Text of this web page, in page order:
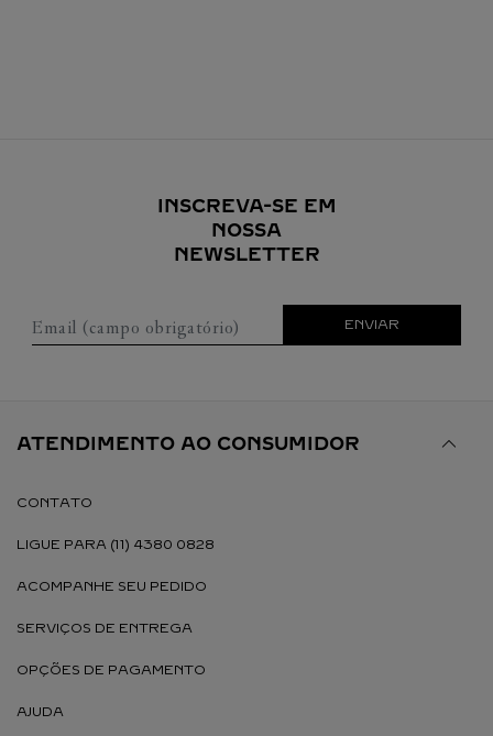
INSCREVA-SE EM
NOSSA
NEWSLETTER
Email (campo obrigatório) ENVIAR
ATENDIMENTO AO CONSUMIDOR
CONTATO
LIGUE PARA (11) 4380 0828
ACOMPANHE SEU PEDIDO
SERVIÇOS DE ENTREGA
OPÇÕES DE PAGAMENTO
AJUDA